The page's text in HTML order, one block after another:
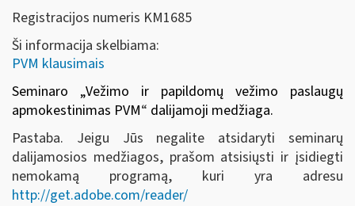
Registracijos numeris KM1685
Ši informacija skelbiama:
PVM klausimais
Seminaro „Vežimo ir papildomų vežimo paslaugų
apmokestinimas PVM“ dalijamoji medžiaga.
Pastaba. Jeigu Jūs negalite atsidaryti seminarų
dalijamosios medžiagos, prašom atsisiųsti ir įsidiegti
nemokamą programą, kuri yra adresu
http://get.adobe.com/reader/